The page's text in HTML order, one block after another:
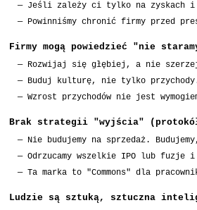
— Jeśli zależy ci tylko na zyskach i
— Powinniśmy chronić firmy przed
Firmy mogą powiedzieć "nie
— Rozwijaj się głębiej, a nie
— Buduj kulturę, nie tylko
— Wzrost przychodów nie jest
Brak strategii "wyjścia" (protokół
— Nie budujemy na sprzedaż.
— Odrzucamy wszelkie IPO lub fuzje
— Ta marka to "Commons" dla
Ludzie są sztuką, sztuczna